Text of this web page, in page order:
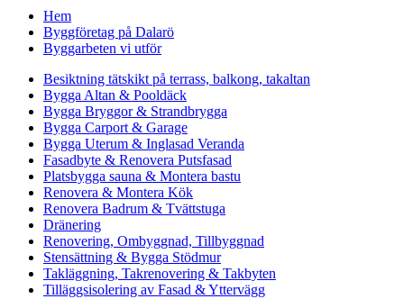
Hem
Byggföretag på Dalarö
Byggarbeten vi utför
Besiktning tätskikt på terrass, balkong, takaltan
Bygga Altan & Pooldäck
Bygga Bryggor & Strandbrygga
Bygga Carport & Garage
Bygga Uterum & Inglasad Veranda
Fasadbyte & Renovera Putsfasad
Platsbygga sauna & Montera bastu
Renovera & Montera Kök
Renovera Badrum & Tvättstuga
Dränering
Renovering, Ombyggnad, Tillbyggnad
Stensättning & Bygga Stödmur
Takläggning, Takrenovering & Takbyten
Tilläggsisolering av Fasad & Yttervägg